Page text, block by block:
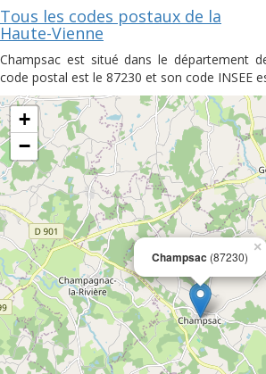
Tous les codes postaux de la
Haute-Vienne
Champsac est situé dans le département
code postal est le 87230 et son code INSEE
Champsac (87230)
×
+
−